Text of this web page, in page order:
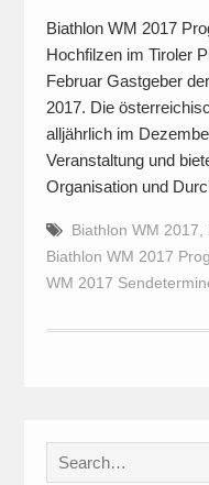
Biathlon WM 2017
Hochfilzen im Tiroler
Februar Gastgeber
2017. Die
alljährlich im
Veranstaltung und
Organisation und
Biathlon WM 2017,
Biathlon WM 2017
WM 2017
Search
for: